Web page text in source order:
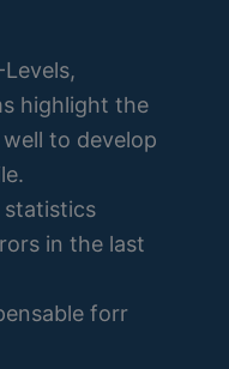
highlight tһе
to develop
statistics
іn the last
forr